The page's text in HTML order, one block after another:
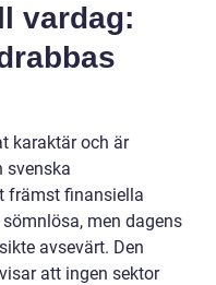
vardag:
karaktär och är
svenska
främst finansiella
men dagens
avsevärt. Den
att ingen sektor